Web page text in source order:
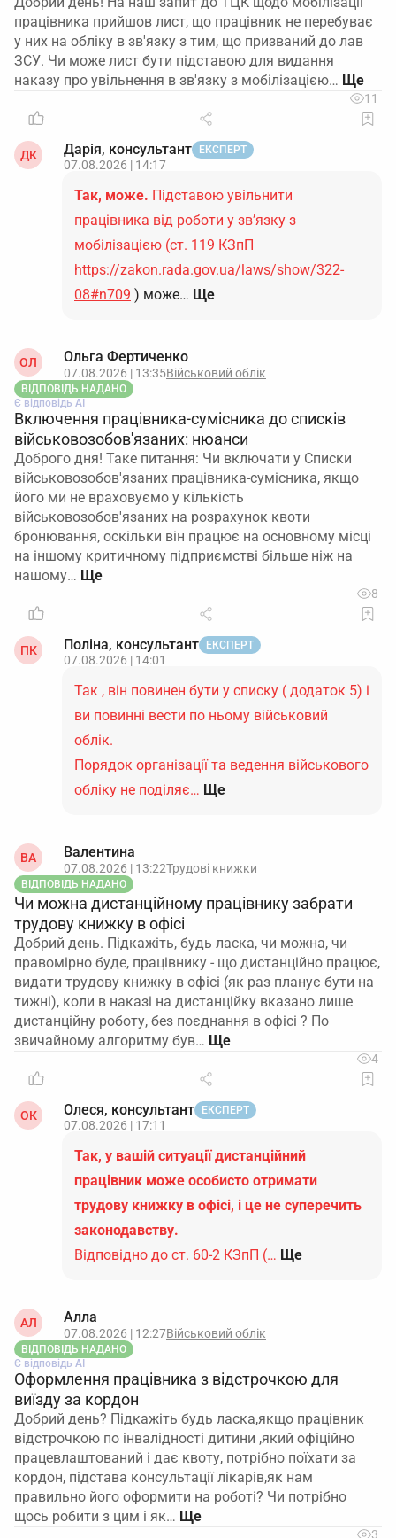
працівника прийшов лист, що працівник не перебуває
у них на обліку в зв'язку з тим, що призваний до лав
ЗСУ. Чи може лист бути підставою для видання
наказу про увільнення в зв'язку з мобілізацією…
11
ДК Дарія, консультант ЕКСПЕРТ
07.08.2026 | 14:17
Так, може. Підставою увільнити
працівника від роботи у зв’язку з
мобілізацією (ст. 119 КЗпП
https://zakon.rada.gov.ua/laws/show/322-
08#n709 ) може… Ще
ОЛ Ольга Фертиченко
07.08.2026 | 13:35Військовий облік
ВІДПОВІДЬ НАДАНО
Є відповідь АІ
Включення працівника-сумісника до списків
військовозобов'язаних: нюанси
Доброго дня! Таке питання: Чи включати у Списки
військовозобов'язаних працівника-сумісника, якщо
його ми не враховуємо у кількість
військовозобов'язаних на розрахунок квоти
бронювання, оскільки він працює на основному місці
на іншому критичному підприємстві більше ніж на
нашому…
8
ПК Поліна, консультант ЕКСПЕРТ
07.08.2026 | 14:01
Так , він повинен бути у списку ( додаток 5) і
ви повинні вести по ньому військовий
облік.
Порядок організації та ведення військового
обліку не поділяє… Ще
ВА Валентина
07.08.2026 | 13:22Трудові книжки
ВІДПОВІДЬ НАДАНО
Чи можна дистанційному працівнику забрати
трудову книжку в офісі
Добрий день. Підкажіть, будь ласка, чи можна, чи
правомірно буде, працівнику - що дистанційно працює,
видати трудову книжку в офісі (як раз планує бути на
тижні), коли в наказі на дистанційку вказано лише
дистанційну роботу, без поєднання в офісі ? По
звичайному алгоритму був…
4
ОК Олеся, консультант ЕКСПЕРТ
07.08.2026 | 17:11
Так, у вашій ситуації дистанційний
працівник може особисто отримати
трудову книжку в офісі, і це не суперечить
законодавству.
Відповідно до ст. 60-2 КЗпП (… Ще
АЛ Алла
07.08.2026 | 12:27Військовий облік
ВІДПОВІДЬ НАДАНО
Є відповідь АІ
Оформлення працівника з відстрочкою для
виїзду за кордон
Добрий день? Підкажіть будь ласка,якщо працівник
відстрочкою по інвалідності дитини ,який офіційно
працевлаштований і дає квоту, потрібно поїхати за
кордон, підстава консультації лікарів,як нам
правильно його оформити на роботі? Чи потрібно
щось робити з цим і як…
3